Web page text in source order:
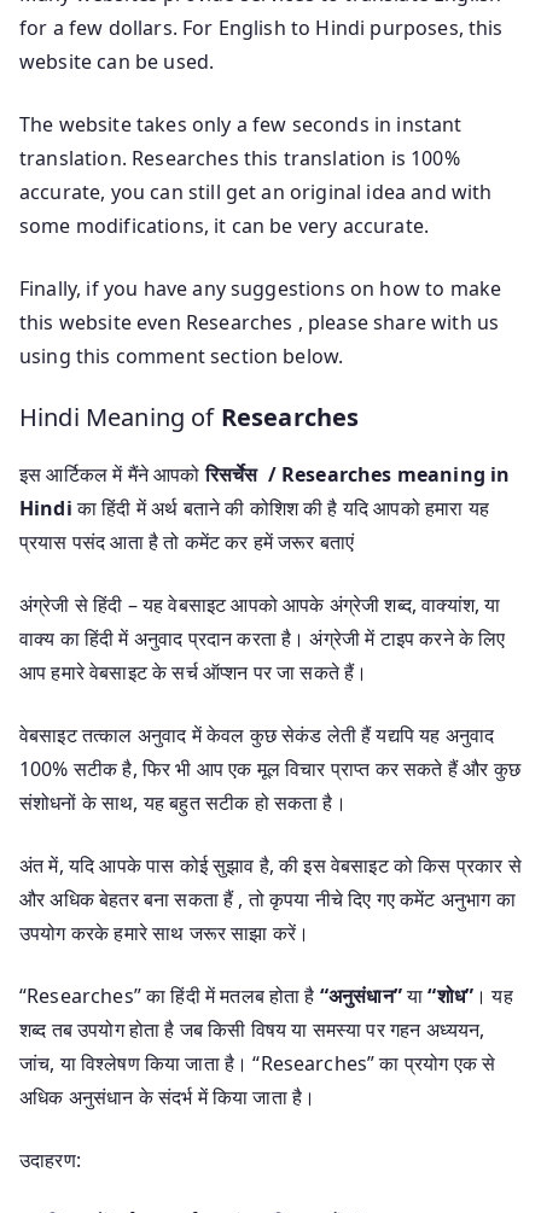
for a few dollars. For English to Hindi purposes, this
website can be used.
The website takes only a few seconds in instant
translation. Researches this translation is 100%
accurate, you can still get an original idea and with
some modifications, it can be very accurate.
Finally, if you have any suggestions on how to make
this website even Researches , please share with us
using this comment section below.
Hindi Meaning of Researches
इस आर्टिकल में मैंने आपकोरिसर्चेस / Researches meaning in
Hindiका हिंदी में अर्थ बताने की कोशिश की है यदि आपको हमारा यह
प्रयास पसंद आता है तो कमेंट कर हमें जरूर बताएं
अंग्रेजी से हिंदी – यह वेबसाइट आपको आपके अंग्रेजी शब्द, वाक्यांश, या
वाक्य का हिंदी में अनुवाद प्रदान करता है। अंग्रेजी में टाइप करने के लिए
आप हमारे वेबसाइट के सर्च ऑप्शन पर जा सकते हैं।
वेबसाइट तत्काल अनुवाद में केवल कुछ सेकंड लेती हैं यद्यपि यह अनुवाद
100% सटीक है, फिर भी आप एक मूल विचार प्राप्त कर सकते हैं और कुछ
संशोधनों के साथ, यह बहुत सटीक हो सकता है।
अंत में, यदि आपके पास कोई सुझाव है, की इस वेबसाइट को किस प्रकार से
और अधिक बेहतर बना सकता हैं , तो कृपया नीचे दिए गए कमेंट अनुभाग का
उपयोग करके हमारे साथ जरूर साझा करें।
“Researches” का हिंदी में मतलब होता है “अनुसंधान”या“शोध” । यह
शब्द तब उपयोग होता है जब किसी विषय या समस्या पर गहन अध्ययन,
जांच, या विश्लेषण किया जाता है। “Researches” का प्रयोग एक से
अधिक अनुसंधान के संदर्भ में किया जाता है।
उदाहरण: